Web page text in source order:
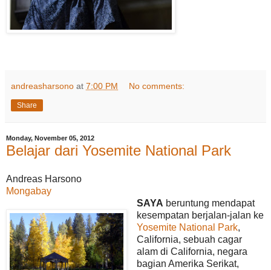
andreasharsono at 7:00 PM No comments:
Share
Monday, November 05, 2012
Belajar dari Yosemite National Park
Andreas Harsono
Mongabay
SAYA beruntung mendapat
kesempatan berjalan-jalan ke
Yosemite National Park,
California, sebuah cagar
alam di California, negara
bagian Amerika Serikat,